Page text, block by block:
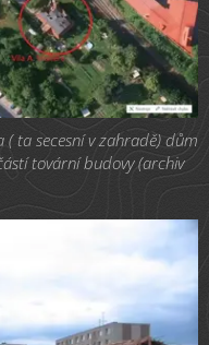
ta secesní v zahradě) dům
tovární budovy (archiv